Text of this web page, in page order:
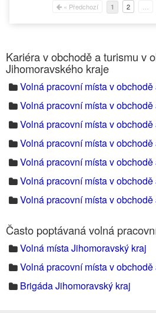
« Předchozí 1 2
Kariéra v obchodě a turismu v
Jihomoravského kraje
Volná pracovní místa v
Volná pracovní místa v
Volná pracovní místa v
Volná pracovní místa v
Volná pracovní místa v
Volná pracovní místa v
Volná pracovní místa v
Často poptávaná volná
Volná místa Jihomoravský kraj
Volná pracovní místa v obchodě
Brigáda Jihomoravský kraj